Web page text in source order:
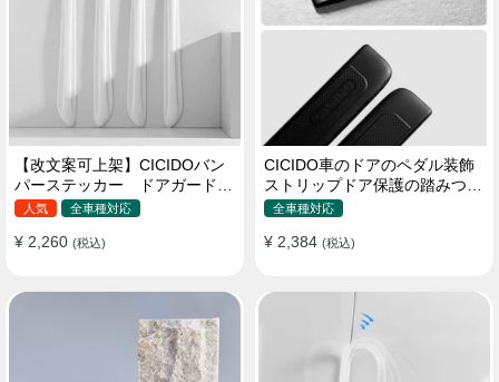
【改文案可上架】CICIDOバン
パーステッカー ドアガード
衝突防止プロテクター 耐スク
人気 全車種対応
¥ 2,260 (税込)
CICIDO車のドアのペダル装飾
ストリップドア保護の踏みつけ
防止
全車種対応
¥ 2,384 (税込)